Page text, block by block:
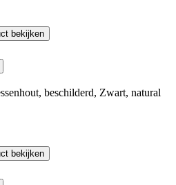
bekijken
beschilderd, Zwart, natural
bekijken